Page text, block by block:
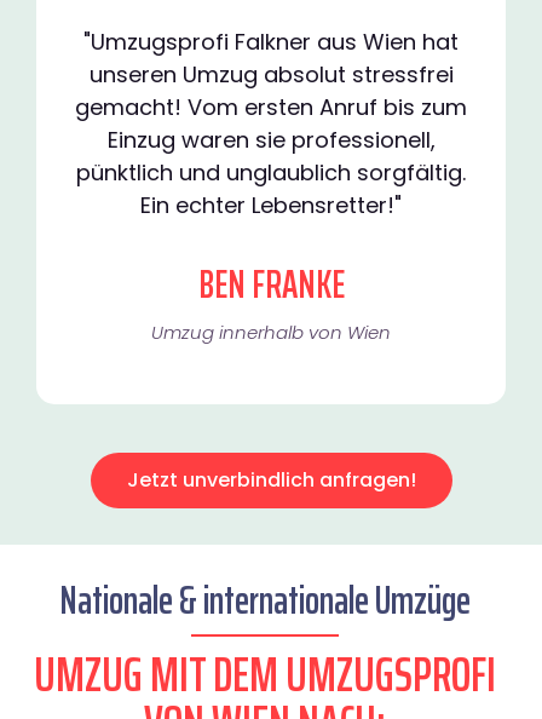
"Umzugsprofi Falkner aus Wien hat
unseren Umzug absolut stressfrei
gemacht! Vom ersten Anruf bis zum
Einzug waren sie professionell,
pünktlich und unglaublich sorgfältig.
Ein echter Lebensretter!"
BEN FRANKE
Umzug innerhalb von Wien​
Jetzt unverbindlich anfragen!
Nationale & internationale Umzüge
UMZUG MIT DEM UMZUGSPROFI